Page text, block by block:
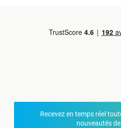
Recevez en temps réel
nouveautés